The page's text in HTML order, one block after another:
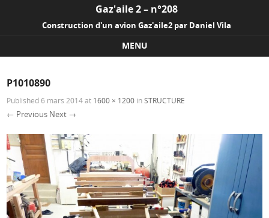
Gaz'aile 2 – n°208
Construction d'un avion Gaz'aile2 par Daniel Vila
MENU
P1010890
Published6 mars 2014at 1600 × 1200 inSTRUCTURE
← Previous Next →